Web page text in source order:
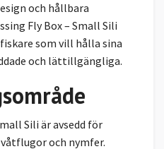
och hållbara
Fly Box – Small Sili
som vill hålla sina
och lättillgängliga.
Sili är avsedd för
och nymfer.